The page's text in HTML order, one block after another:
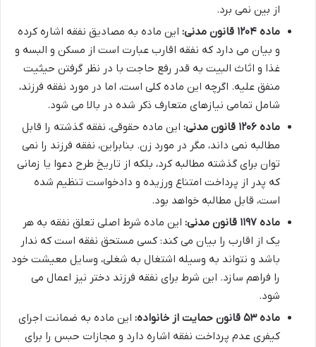
از بین نمی برد.
ماده ۱۲۰۴ قانون مدنی:
این ماده به مصادیق نفقه اشاره کرده
و بیان می دارد که نفقه اقارب عبارت است از مسکن و البسه و
غذا و اثاث البیت به قدر رفع حاجت با در نظر گرفتن حیثیت
منفق علیه. اگرچه این ماده کلی است، اما در مورد نفقه فرزند،
شامل تمامی نیازهای متعارف ذکر شده در بالا می شود.
ماده ۱۲۰۶ قانون مدنی:
این ماده حقوقی، نفقه گذشته را قابل
مطالبه نمی داند، مگر در مورد زن. بنابراین، نفقه فرزند را نمی
توان برای گذشته مطالبه کرد، بلکه از تاریخ طرح دعوا یا زمانی
که پدر از پرداخت امتناع ورزیده و دادخواست تنظیم شده
است، قابل مطالبه خواهد بود.
ماده ۱۱۹۷ قانون مدنی:
این ماده شرط اصلی تعلق نفقه به هر
یک از اقارب را بیان می کند: کسی مستحق نفقه است که ندار
باشد و نتواند به وسیله اشتغال به شغلی، وسایل معیشت خود
را فراهم سازد. این شرط برای نفقه فرزند دختر نیز اعمال می
شود.
ماده ۵۳ قانون حمایت از خانواده:
این ماده به ضمانت اجرای
کیفری عدم پرداخت نفقه اشاره دارد و مجازات حبس را برای